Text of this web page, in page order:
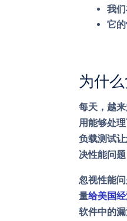
我
它
为什
每天，越
用能够处
负载测试
决性能问
忽视性能
量给美国
软件中的